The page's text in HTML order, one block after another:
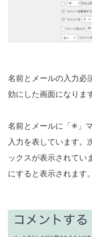
名前とメールの入力必
効にした画面になりま
名前とメールに「✳︎」
入力を表しています。
ックスが表示されてい
にすると表示されます。